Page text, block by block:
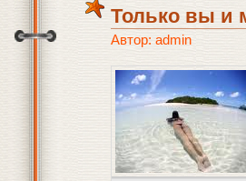
Только вы и
Автор: admin